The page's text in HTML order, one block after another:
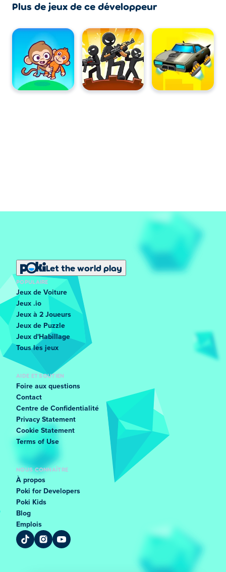
Plus de jeux de ce développeur
Let the world play
POPULAIRE
Jeux de Voiture
Jeux .io
Jeux à 2 Joueurs
Jeux de Puzzle
Jeux d'Habillage
Tous les jeux
AIDE ET SOUTIEN
Foire aux questions
Contact
Centre de Confidentialité
Privacy Statement
Cookie Statement
Terms of Use
NOUS CONNAÎTRE
À propos
Poki for Developers
Poki Kids
Blog
Emplois